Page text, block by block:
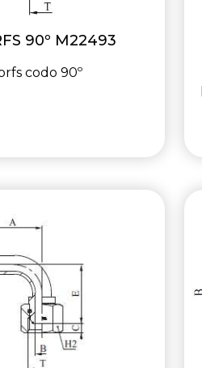
90º M22493
codo 90º